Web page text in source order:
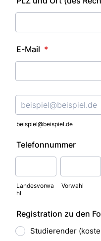
E-Mail *
Confirmation Email
beispiel@beispiel.de
Telefonnummer
Landesvorwa
hl
Vorwahl
Registration zu den
Studierender